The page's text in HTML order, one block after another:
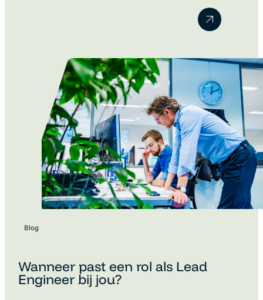
en kent de techniek door en door. Maar ondertussen merk
je dat je steeds vaker meedenkt over verbeteringen,
projecten en engineering. Toch blijkt die volgende stap vaak
Blog
Wanneer past een rol als Lead
Engineer bij jou?